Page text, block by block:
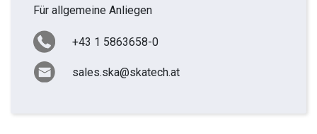
Für allgemeine Anliegen
+43 1 5863658-0
sales.ska@skatech.at